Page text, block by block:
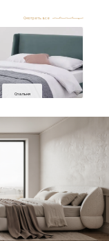
Смотреть все
Спальня